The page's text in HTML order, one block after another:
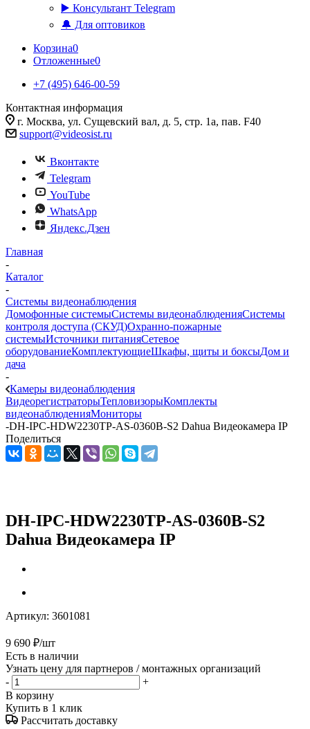
▶️ Консультант Telegram
🔔 Для оптовиков
Корзина0
Отложенные0
+7 (495) 646-00-59
Контактная информация
г. Москва, ул. Сущевский вал, д. 5, стр. 1а, пав. F40
support@videosist.ru
Вконтакте
Telegram
YouTube
WhatsApp
Яндекс.Дзен
Главная
-
Каталог
-
Системы видеонаблюдения
Домофонные системыСистемы видеонаблюденияСистемы
контроля доступа (СКУД)Охранно-пожарные
системыИсточники питанияСетевое
оборудованиеКомплектующиеШкафы, щиты и боксыДом и
дача
-
Камеры видеонаблюдения
ВидеорегистраторыТепловизорыКомплекты
видеонаблюденияМониторы
-DH-IPC-HDW2230TP-AS-0360B-S2 Dahua Видеокамера IP
Поделиться
DH-IPC-HDW2230TP-AS-0360B-S2
Dahua Видеокамера IP
Артикул: 3601081
9 690 ₽/шт
Есть в наличии
Узнать цену для партнеров / монтажных организаций
-
+
В корзину
Купить в 1 клик
Рассчитать доставку